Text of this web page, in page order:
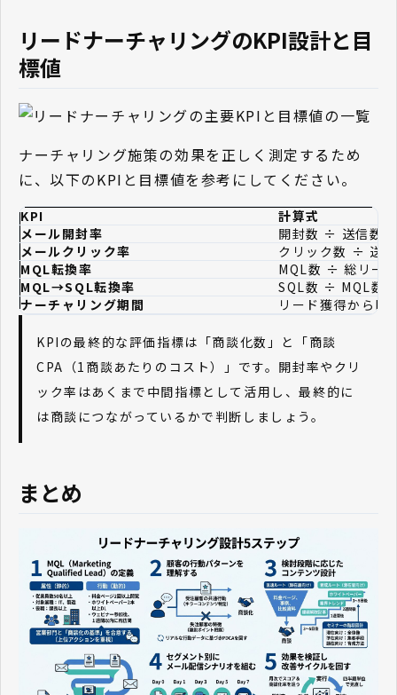
リードナーチャリングのKPI設計と目
標値
ナーチャリング施策の効果を正しく測定するため
に、以下のKPIと目標値を参考にしてください。
KPI
計算式
メール開封率
開封数 ÷ 送信数
メールクリック率
クリック数 ÷ 送
MQL転換率
MQL数 ÷ 総リー
MQL→SQL転換率
SQL数 ÷ MQL数
ナーチャリング期間
リード獲得から
KPIの最終的な評価指標は「商談化数」と「商談
CPA（1商談あたりのコスト）」です。開封率やクリ
ック率はあくまで中間指標として活用し、最終的に
は商談につながっているかで判断しましょう。
まとめ